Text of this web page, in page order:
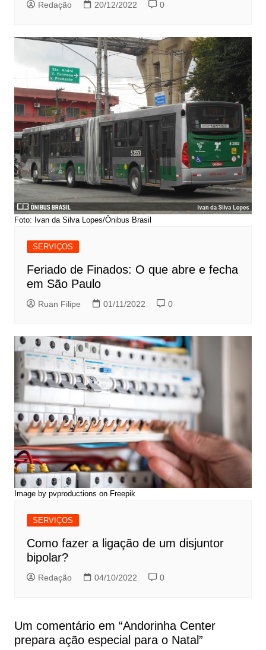
Redação 20/12/2022 0
Foto: Ivan da Silva Lopes/Ônibus Brasil
SERVIÇOS
Feriado de Finados: O que abre e fecha
em São Paulo
Ruan Filipe 01/11/2022 0
Image by pvproductions on Freepik
SERVIÇOS
Como fazer a ligação de um disjuntor
bipolar?
Redação 04/10/2022 0
Um comentário em “Andorinha Center
prepara ação especial para o Natal”